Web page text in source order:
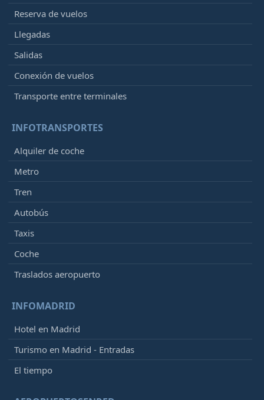
Reserva de vuelos
Llegadas
Salidas
Conexión de vuelos
Transporte entre terminales
INFOTRANSPORTES
Alquiler de coche
Metro
Tren
Autobús
Taxis
Coche
Traslados aeropuerto
INFOMADRID
Hotel en Madrid
Turismo en Madrid - Entradas
El tiempo